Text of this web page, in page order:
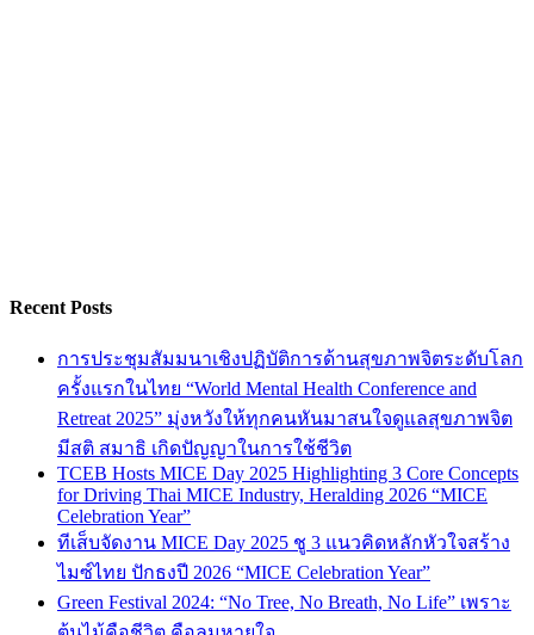
Recent Posts
การประชุมสัมมนาเชิงปฏิบัติการด้านสุขภาพจิตระดับโลก
ครั้งแรกในไทย “World Mental Health Conference and
Retreat 2025” มุ่งหวังให้ทุกคนหันมาสนใจดูแลสุขภาพจิต
มีสติ สมาธิ เกิดปัญญาในการใช้ชีวิต
TCEB Hosts MICE Day 2025 Highlighting 3 Core Concepts
for Driving Thai MICE Industry, Heralding 2026 “MICE
Celebration Year”
ทีเส็บจัดงาน MICE Day 2025 ชู 3 แนวคิดหลักหัวใจสร้าง
ไมซ์ไทย ปักธงปี 2026 “MICE Celebration Year”
Green Festival 2024: “No Tree, No Breath, No Life” เพราะ